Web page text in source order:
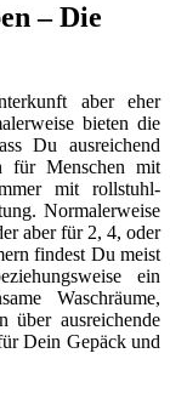
– Die
aber eher
bieten die
Du ausreichend
für Menschen mit
mit rollstuhl-
Normalerweise
aber für 2, 4, oder
findest Du meist
ein
Waschräume,
über ausreichende
Dein Gepäck und